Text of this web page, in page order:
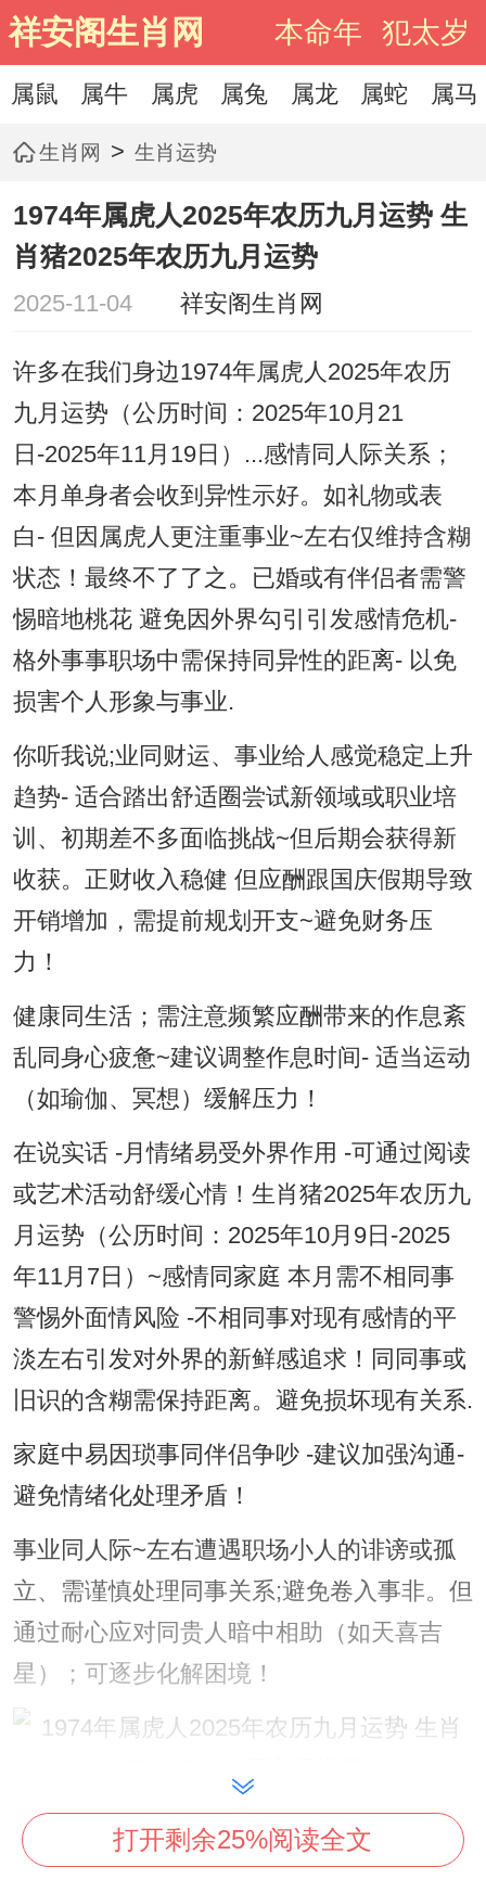
祥安阁生肖网 本命年 犯太岁
属鼠 属牛 属虎 属兔 属龙 属蛇 属马
生肖网 > 生肖运势
1974年属虎人2025年农历九月运势 生
肖猪2025年农历九月运势
2025-11-04 祥安阁生肖网
许多在我们身边1974年属虎人2025年农历
九月运势（公历时间：2025年10月21
日-2025年11月19日）...感情同人际关系；
本月单身者会收到异性示好。如礼物或表
白- 但因属虎人更注重事业~左右仅维持含糊
状态！最终不了了之。已婚或有伴侣者需警
惕暗地桃花 避免因外界勾引引发感情危机-
格外事事职场中需保持同异性的距离- 以免
损害个人形象与事业.
你听我说;业同财运、事业给人感觉稳定上升
趋势- 适合踏出舒适圈尝试新领域或职业培
训、初期差不多面临挑战~但后期会获得新
收获。正财收入稳健 但应酬跟国庆假期导致
开销增加，需提前规划开支~避免财务压
力！
健康同生活；需注意频繁应酬带来的作息紊
乱同身心疲惫~建议调整作息时间- 适当运动
（如瑜伽、冥想）缓解压力！
在说实话 -月情绪易受外界作用 -可通过阅读
或艺术活动舒缓心情！生肖猪2025年农历九
月运势（公历时间：2025年10月9日-2025
年11月7日）~感情同家庭 本月需不相同事
警惕外面情风险 -不相同事对现有感情的平
淡左右引发对外界的新鲜感追求！同同事或
旧识的含糊需保持距离。避免损坏现有关系.
家庭中易因琐事同伴侣争吵 -建议加强沟通-
避免情绪化处理矛盾！
事业同人际~左右遭遇职场小人的诽谤或孤
立、需谨慎处理同事关系;避免卷入事非。但
通过耐心应对同贵人暗中相助（如天喜吉
星）；可逐步化解困境！
投资在领域 需避免高风险投机~以稳妥项目
为主。
打开剩余25%阅读全文